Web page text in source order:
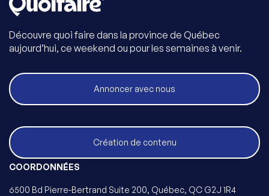
Découvre quoi faire dans la province de Québec
aujourd’hui, ce weekend ou pour les semaines à venir.
Annoncer avec nous
Création de contenu
COORDONNÉES
6500 Bd Pierre-Bertrand Suite 200, Québec, QC G2J 1R4